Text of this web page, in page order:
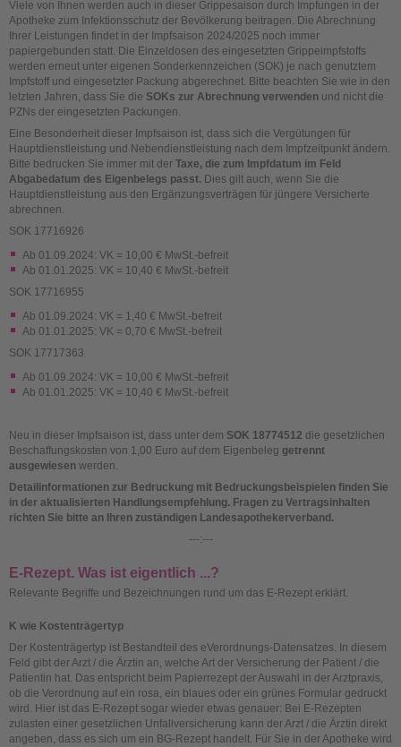
Viele von Ihnen werden auch in dieser Grippesaison durch Impfungen in der
Apotheke zum Infektionsschutz der Bevölkerung beitragen. Die Abrechnung
Ihrer Leistungen findet in der Impfsaison 2024/2025 noch immer
papiergebunden statt. Die Einzeldosen des eingesetzten Grippeimpfstoffs
werden erneut unter eigenen Sonderkennzeichen (SOK) je nach genutztem
Impfstoff und eingesetzter Packung abgerechnet. Bitte beachten Sie wie in den
letzten Jahren, dass Sie die SOKs zur Abrechnung verwenden und nicht die
PZNs der eingesetzten Packungen.
Eine Besonderheit dieser Impfsaison ist, dass sich die Vergütungen für
Hauptdienstleistung und Nebendienstleistung nach dem Impfzeitpunkt ändern.
Bitte bedrucken Sie immer mit der Taxe, die zum Impfdatum im Feld
Abgabedatum des Eigenbelegs passt. Dies gilt auch, wenn Sie die
Hauptdienstleistung aus den Ergänzungsverträgen für jüngere Versicherte
abrechnen.
SOK 17716926
Ab 01.09.2024: VK = 10,00 € MwSt.-befreit
Ab 01.01.2025: VK = 10,40 € MwSt.-befreit
SOK 17716955
Ab 01.09.2024: VK = 1,40 € MwSt.-befreit
Ab 01.01.2025: VK = 0,70 € MwSt.-befreit
SOK 17717363
Ab 01.09.2024: VK = 10,00 € MwSt.-befreit
Ab 01.01.2025: VK = 10,40 € MwSt.-befreit
Neu in dieser Impfsaison ist, dass unter dem SOK 18774512 die gesetzlichen
Beschaffungskosten von 1,00 Euro auf dem Eigenbeleg getrennt
ausgewiesen werden.
Detailinformationen zur Bedruckung mit Bedruckungsbeispielen finden Sie
in der aktualisierten Handlungsempfehlung. Fragen zu Vertragsinhalten
richten Sie bitte an Ihren zuständigen Landesapothekerverband.
---:---
E-Rezept. Was ist eigentlich ...?
Relevante Begriffe und Bezeichnungen rund um das E-Rezept erklärt.
K wie Kostenträgertyp
Der Kostenträgertyp ist Bestandteil des eVerordnungs-Datensatzes. In diesem
Feld gibt der Arzt / die Ärztin an, welche Art der Versicherung der Patient / die
Patientin hat. Das entspricht beim Papierrezept der Auswahl in der Arztpraxis,
ob die Verordnung auf ein rosa, ein blaues oder ein grünes Formular gedruckt
wird. Hier ist das E-Rezept sogar wieder etwas genauer: Bei E-Rezepten
zulasten einer gesetzlichen Unfallversicherung kann der Arzt / die Ärztin direkt
angeben, dass es sich um ein BG-Rezept handelt. Für Sie in der Apotheke wird